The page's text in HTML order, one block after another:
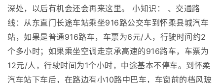
深处，以后有机会还会再来这里。 小知识： 、交通路
线：从东直门长途车站乘坐916路公交车到怀柔县城汽车
站，如果是普通916路车，车票为6元/人，行驶时间约2
个多小时；如果乘坐空调走京承高速的916路车，车票为
12元/人，行驶时间为1个小时，中途基本不停车。到怀柔
汽车站下车后，在路边有小10路中巴车，车窗前的档风玻